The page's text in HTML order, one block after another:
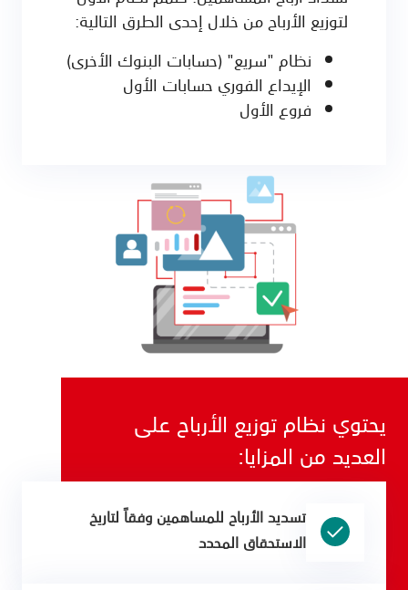
لتوزيع الأرباح من خلال إحدى الطرق التالية:
نظام "سريع" (حسابات البنوك الأخرى)
الإيداع الفوري حسابات الأول
فروع الأول
يحتوي نظام توزيع الأرباح على
العديد من المزايا:
تسديد الأرباح للمساهمين وفقاً لتاريخ
الاستحقاق المحدد